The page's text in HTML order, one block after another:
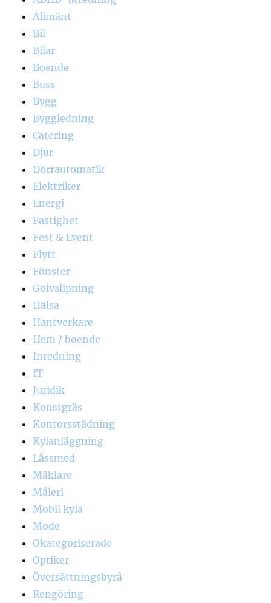
Allmänt
Bil
Bilar
Boende
Buss
Bygg
Byggledning
Catering
Djur
Dörrautomatik
Elektriker
Energi
Fastighet
Fest & Event
Flytt
Fönster
Golvslipning
Hälsa
Hantverkare
Hem / boende
Inredning
IT
Juridik
Konstgräs
Kontorsstädning
Kylanläggning
Låssmed
Mäklare
Måleri
Mobil kyla
Mode
Okategoriserade
Optiker
Översättningsbyrå
Rengöring